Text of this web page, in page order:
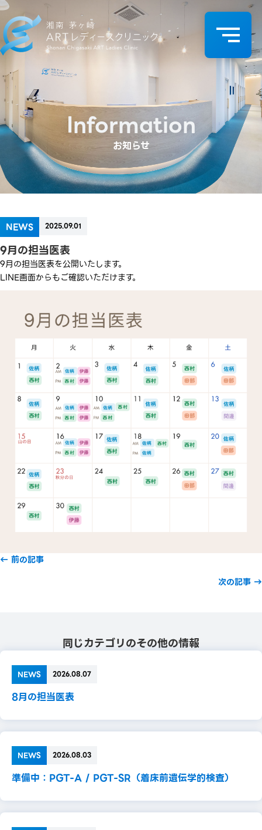
Information
お知らせ
NEWS 2025.09.01
9月の担当医表
9月の担当医表を公開いたします。
LINE画面からもご確認いただけます。
Posts
← 前の記事
次の記事 →
同じカテゴリのその他の情報
NEWS 2026.08.07
8月の担当医表
NEWS 2026.08.03
準備中：PGT-A / PGT-SR（着床前遺伝学的検査）